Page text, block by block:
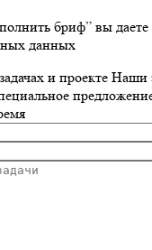
бриф” вы даете
данных
и проекте Наши